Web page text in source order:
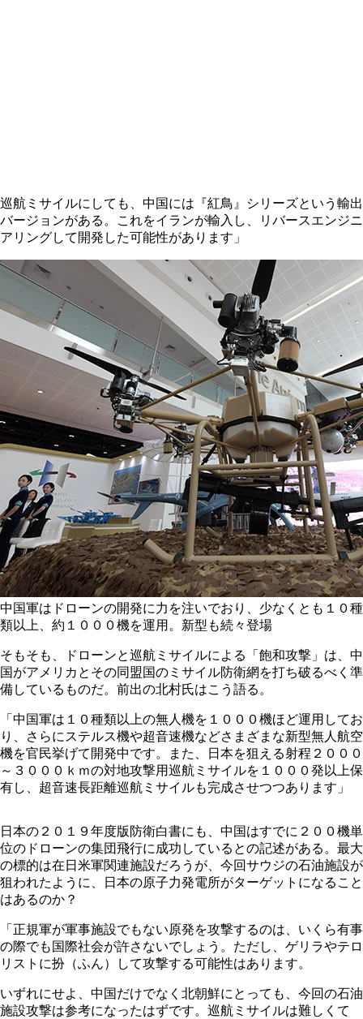
巡航ミサイルにしても、中国には『紅鳥』シリーズという輸出
バージョンがある。これをイランが輸入し、リバースエンジニ
アリングして開発した可能性があります」
中国軍はドローンの開発に力を注いでおり、少なくとも１０種
類以上、約１０００機を運用。新型も続々登場
そもそも、ドローンと巡航ミサイルによる「飽和攻撃」は、中
国がアメリカとその同盟国のミサイル防衛網を打ち破るべく準
備しているものだ。前出の北村氏はこう語る。
「中国軍は１０種類以上の無人機を１０００機ほど運用してお
り、さらにステルス機や超音速機などさまざまな新型無人航空
機を官民挙げて開発中です。また、日本を狙える射程２０００
～３０００ｋｍの対地攻撃用巡航ミサイルを１０００発以上保
有し、超音速長距離巡航ミサイルも完成させつつあります」
日本の２０１９年度版防衛白書にも、中国はすでに２００機単
位のドローンの集団飛行に成功しているとの記述がある。最大
の標的は在日米軍関連施設だろうが、今回サウジの石油施設が
狙われたように、日本の原子力発電所がターゲットになること
はあるのか？
「正規軍が軍事施設でもない原発を攻撃するのは、いくら有事
の際でも国際社会が許さないでしょう。ただし、ゲリラやテロ
リストに扮（ふん）して攻撃する可能性はあります。
いずれにせよ、中国だけでなく北朝鮮にとっても、今回の石油
施設攻撃は参考になったはずです。巡航ミサイルは難しくて